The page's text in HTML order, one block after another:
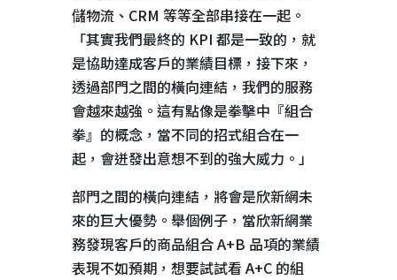
儲物流、 CRM 等等全部串接在一起。
「其實我們最終的 KPI 都是一致的，就
是協助達成客戶的業績目標，接下來，
透過部門之間的橫向連結，我們的服務
會越來越強。這有點像是拳擊中『組合
拳』的概念，當不同的招式組合在一
起，會迸發出意想不到的強大威力。」
部門之間的橫向連結，將會是欣新網未
來的巨大優勢。舉個例子，當欣新網業
務發現客戶的商品組合A+B 品項的業績
表現不如預期，想要試試看 A+C 的組